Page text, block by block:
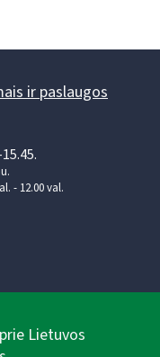
ir paslaugos
- 12.00 val.
Lietuvos